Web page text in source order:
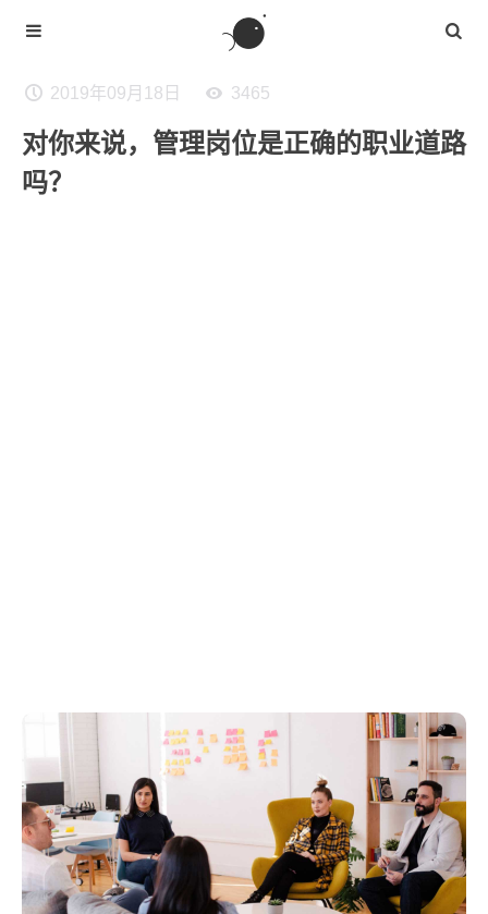
2019年09月18日 3465
对你来说，管理岗位是正确的职业道路
吗？